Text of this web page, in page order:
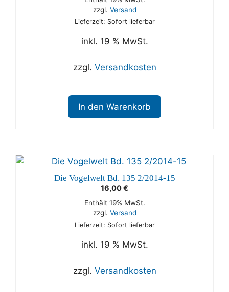
zzgl. Versand
Lieferzeit: Sofort lieferbar
inkl. 19 % MwSt.
zzgl. Versandkosten
In den Warenkorb
Die Vogelwelt Bd. 135 2/2014-15
16,00€
Enthält 19% MwSt.
zzgl. Versand
Lieferzeit: Sofort lieferbar
inkl. 19 % MwSt.
zzgl. Versandkosten